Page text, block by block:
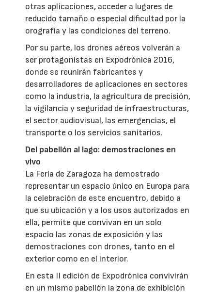
otras aplicaciones, acceder a lugares de
reducido tamaño o especial dificultad por la
orografía y las condiciones del terreno.
Por su parte, los drones aéreos volverán a
ser protagonistas en Expodrónica 2016,
donde se reunirán fabricantes y
desarrolladores de aplicaciones en sectores
como la industria, la agricultura de precisión,
la vigilancia y seguridad de infraestructuras,
el sector audiovisual, las emergencias, el
transporte o los servicios sanitarios.
Del pabellón al lago: demostraciones en
vivo
La Feria de Zaragoza ha demostrado
representar un espacio único en Europa para
la celebración de este encuentro, debido a
que su ubicación y a los usos autorizados en
ella, permite que convivan en un solo
espacio las zonas de exposición y las
demostraciones con drones, tanto en el
exterior como en el interior.
En esta II edición de Expodrónica convivirán
en un mismo pabellón la zona de exhibición